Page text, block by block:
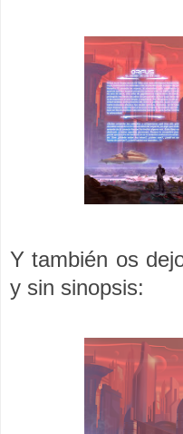
Y también os
y sin sinopsis: